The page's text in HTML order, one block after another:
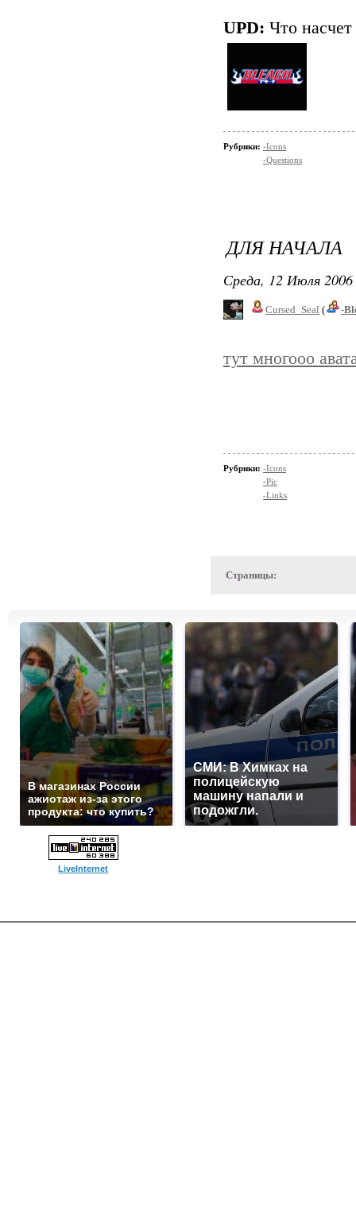
UPD: Что
Рубрики: -Icons
-Questions
ДЛЯ НАЧАЛА
Среда, 12 Июля
Cursed_Seal ( -
тут многооо
Рубрики: -Icons
-Pic
-Links
Страницы:
В магазинах России
ажиотаж из-за этого
продукта: что купить?
СМИ: В Химках на
полицейскую
машину напали и
подожгли.
LiveInternet